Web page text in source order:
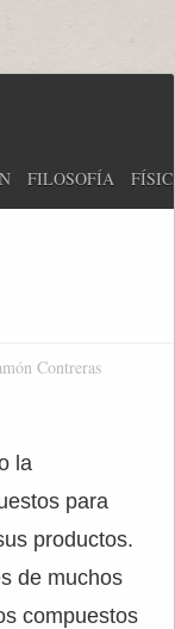
FILOSOFÍA
Contreras
la
para
productos.
de muchos
compuestos